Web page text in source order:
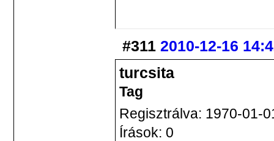
#311 2010-12-16
turcsita
Tag
Regisztrálva: 1970-01-
Írások: 0